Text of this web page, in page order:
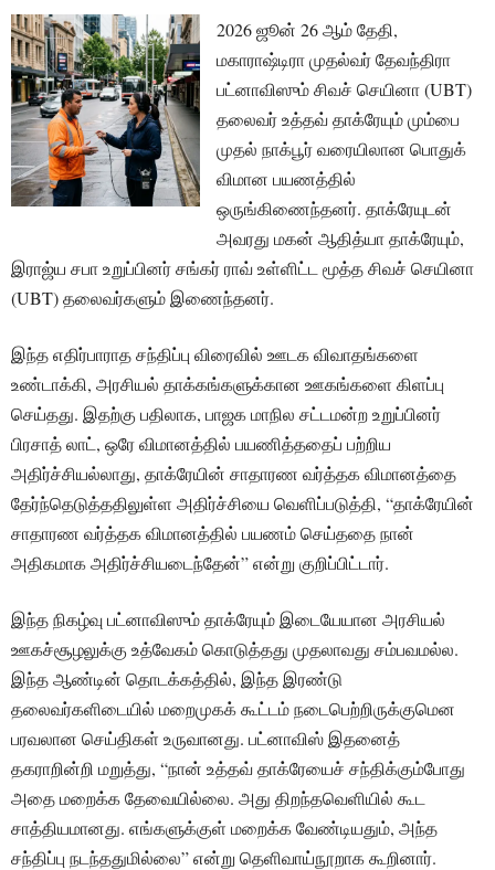
2026 ஜூன் 26 ஆம் தேதி,
மகாராஷ்டிரா முதல்வர் தேவந்திரா
பட்னாவிஸும் சிவச் செயினா (UBT)
தலைவர் உத்தவ் தாக்ரேயும் மும்பை
முதல் நாக்பூர் வரையிலான பொதுக்
விமான பயணத்தில்
ஒருங்கிணைந்தனர். தாக்ரேயுடன்
அவரது மகன் ஆதித்யா தாக்ரேயும்,
இராஜ்ய சபா உறுப்பினர் சங்கர் ராவ் உள்ளிட்ட மூத்த சிவச் செயினா
(UBT) தலைவர்களும் இணைந்தனர்.
இந்த எதிர்பாராத சந்திப்பு விரைவில் ஊடக விவாதங்களை
உண்டாக்கி, அரசியல் தாக்கங்களுக்கான ஊகங்களை கிளப்பு
செய்தது. இதற்கு பதிலாக, பாஜக மாநில சட்டமன்ற உறுப்பினர்
பிரசாத் லாட், ஒரே விமானத்தில் பயணித்ததைப் பற்றிய
அதிர்ச்சியல்லாது, தாக்ரேயின் சாதாரண வர்த்தக விமானத்தை
தேர்ந்தெடுத்ததிலுள்ள அதிர்ச்சியை வெளிப்படுத்தி, “தாக்ரேயின்
சாதாரண வர்த்தக விமானத்தில் பயணம் செய்ததை நான்
அதிகமாக அதிர்ச்சியடைந்தேன்” என்று குறிப்பிட்டார்.
இந்த நிகழ்வு பட்னாவிஸும் தாக்ரேயும் இடையேயான அரசியல்
ஊகச்சூழலுக்கு உத்வேகம் கொடுத்தது முதலாவது சம்பவமல்ல.
இந்த ஆண்டின் தொடக்கத்தில், இந்த இரண்டு
தலைவர்களிடையில் மறைமுகக் கூட்டம் நடைபெற்றிருக்குமென
பரவலான செய்திகள் உருவானது. பட்னாவிஸ் இதனைத்
தகராறின்றி மறுத்து, “நான் உத்தவ் தாக்ரேயைச் சந்திக்கும்போது
அதை மறைக்க தேவையில்லை. அது திறந்தவெளியில் கூட
சாத்தியமானது. எங்களுக்குள் மறைக்க வேண்டியதும், அந்த
சந்திப்பு நடந்ததுமில்லை” என்று தெளிவாய்நூறாக கூறினார்.